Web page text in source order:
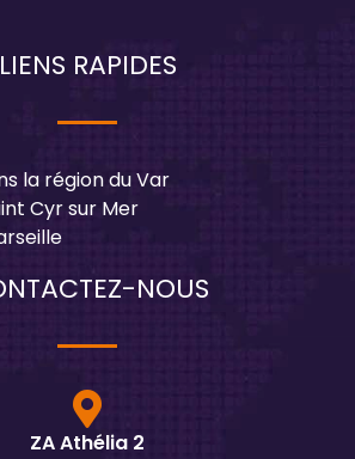
LIENS RAPIDES
la région du Var
Cyr sur Mer
NOUS
ZA Athélia 2